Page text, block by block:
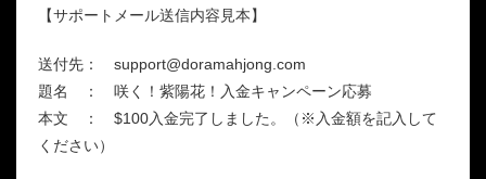
【サポートメール送信内容見本】
送付先： support@doramahjong.com
題名 ： 咲く！紫陽花！入金キャンペーン応募
本文 ： $100入金完了しました。（※入金額を記入して
ください）